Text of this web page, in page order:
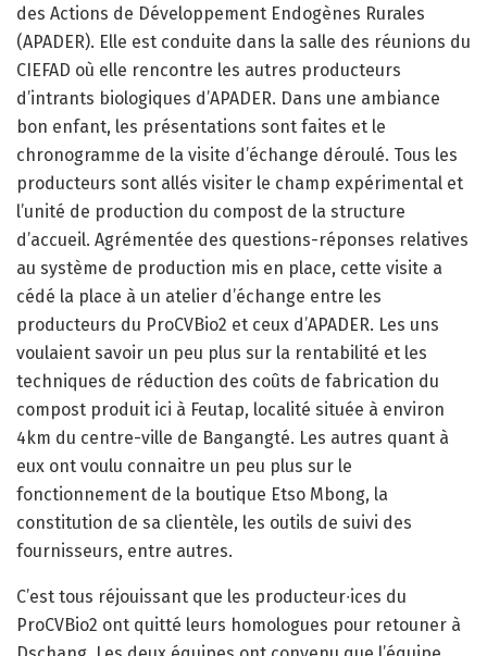
des Actions de Développement Endogènes Rurales
(APADER). Elle est conduite dans la salle des réunions du
CIEFAD où elle rencontre les autres producteurs
d’intrants biologiques d’APADER. Dans une ambiance
bon enfant, les présentations sont faites et le
chronogramme de la visite d’échange déroulé. Tous les
producteurs sont allés visiter le champ expérimental et
l’unité de production du compost de la structure
d’accueil. Agrémentée des questions-réponses relatives
au système de production mis en place, cette visite a
cédé la place à un atelier d’échange entre les
producteurs du ProCVBio2 et ceux d’APADER. Les uns
voulaient savoir un peu plus sur la rentabilité et les
techniques de réduction des coûts de fabrication du
compost produit ici à Feutap, localité située à environ
4km du centre-ville de Bangangté. Les autres quant à
eux ont voulu connaitre un peu plus sur le
fonctionnement de la boutique Etso Mbong, la
constitution de sa clientèle, les outils de suivi des
fournisseurs, entre autres.
C’est tous réjouissant que les producteur∙ices du
ProCVBio2 ont quitté leurs homologues pour retouner à